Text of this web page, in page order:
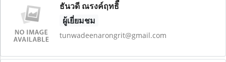
ธันวดี ณรงค์ฤทธิื
ผู้เยี่ยมชม
tunwadeenarongrit@gmail.com